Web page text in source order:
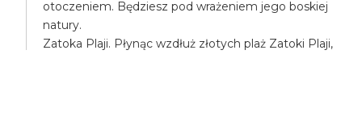
otoczeniem. Będziesz pod wrażeniem jego boskiej
natury.
Zatoka Plaji. Płynąc wzdłuż złotych plaż Zatoki Plaji,